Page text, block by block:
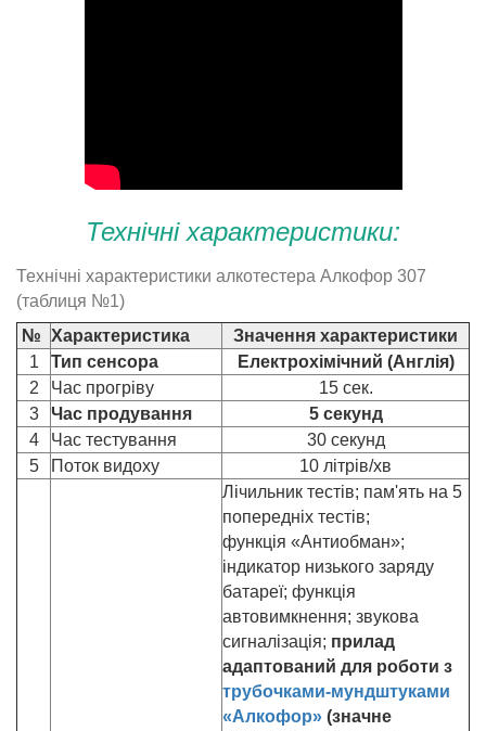
Технічні характеристики:
Технічні характеристики алкотестера Алкофор 307
(таблиця №1)
№ Характеристика
Значення характеристики
1
Тип сенсора
Електрохімічний (Англія)
2
Час прогріву
15 сек.
3
Час продування
5 секунд
4
Час тестування
30 секунд
5
Поток видоху 10 літрів/хв
Лічильник тестів; пам'ять на 5
попередніх тестів;
функція «Антиобман»;
індикатор низького заряду
батареї; функція
автовимкнення; звукова
сигналізація; прилад
адаптований для роботи з
трубочками-мундштуками
«Алкофор» (значне